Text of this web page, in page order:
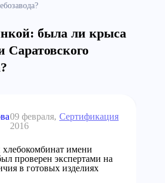
была ли крыса
Саратовского
09 февраля,
2016
Сертификация
хлебокомбинат имени
проверен экспертами на
в готовых изделиях